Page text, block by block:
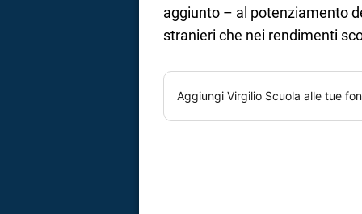
aggiunto – al potenziamento
stranieri che nei rendimenti
Aggiungi Virgilio Scuola alle tue